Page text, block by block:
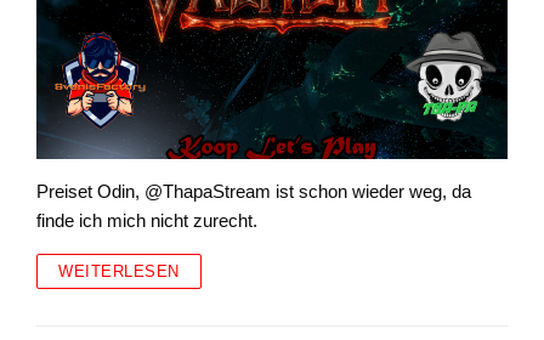
Preiset Odin, @ThapaStream ist schon wieder weg, da
finde ich mich nicht zurecht.
WEITERLESEN